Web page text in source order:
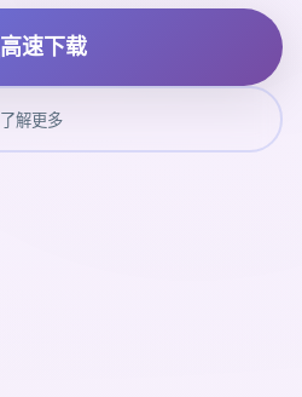
高速下载
了解更多